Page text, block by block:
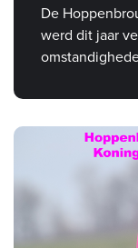
De
werd dit jaar